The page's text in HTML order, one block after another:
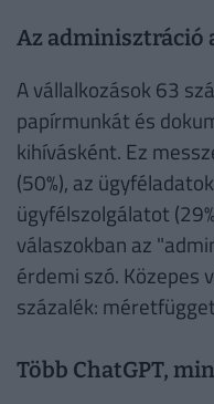
Az adminisztráció
A vállalkozások 63
papírmunkát és
kihívásként. Ez
(50%), az
ügyfélszolgálatot
válaszokban az
érdemi szó. Közepes
százalék:
Több ChatGPT,